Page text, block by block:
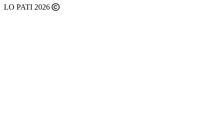
LO PATI 2026